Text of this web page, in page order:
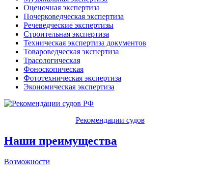
Оценочная экспертиза
Почерковедческая экспертиза
Речеведческие экспертизы
Строительная экспертиза
Техническая экспертиза документов
Товароведческая экспертиза
Трасологическая
Фоноскопическая
Фототехническая экспертиза
Экономическая экспертиза
Рекомендации судов
Наши преимущества
Возможности